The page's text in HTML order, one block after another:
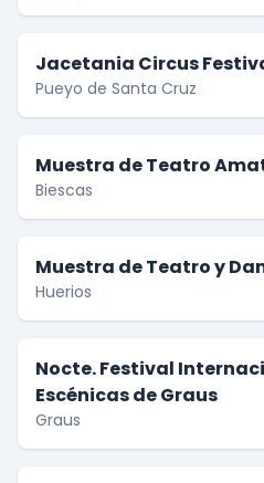
Jacetania Circus
Pueyo de Santa Cruz
Muestra de Teatro
Biescas
Muestra de Teatro y
Huerios
Nocte. Festival
Escénicas de Graus
Graus